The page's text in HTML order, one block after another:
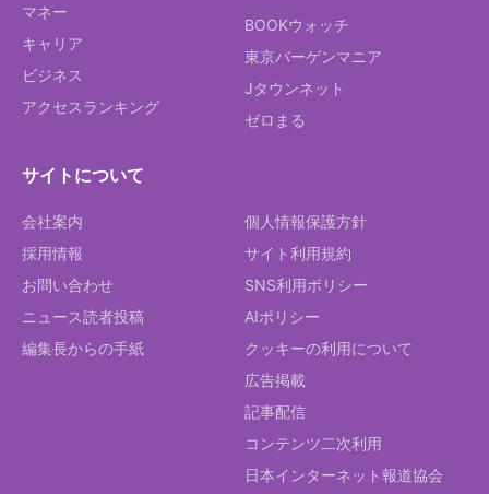
マネー
キャリア
ビジネス
アクセスランキング
BOOKウォッチ
東京バーゲンマニア
Jタウンネット
ゼロまる
サイトについて
会社案内
採用情報
お問い合わせ
ニュース読者投稿
編集長からの手紙
個人情報保護方針
サイト利用規約
SNS利用ポリシー
AIポリシー
クッキーの利用について
広告掲載
記事配信
コンテンツ二次利用
日本インターネット報道協会